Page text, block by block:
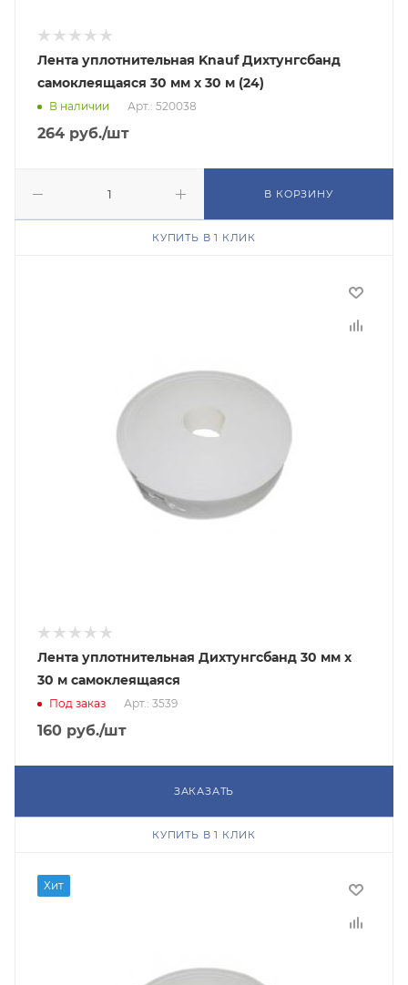
Лента уплотнительная Knauf Дихтунгсбанд
самоклеящаяся 30 мм х 30 м (24)
В наличии Арт.: 520038
264 руб./шт
В КОРЗИНУ
КУПИТЬ В 1 КЛИК
Лента уплотнительная Дихтунгcбанд 30 мм х
30 м самоклеящаяся
Под заказ Арт.: 3539
160 руб./шт
ЗАКАЗАТЬ
КУПИТЬ В 1 КЛИК
Хит